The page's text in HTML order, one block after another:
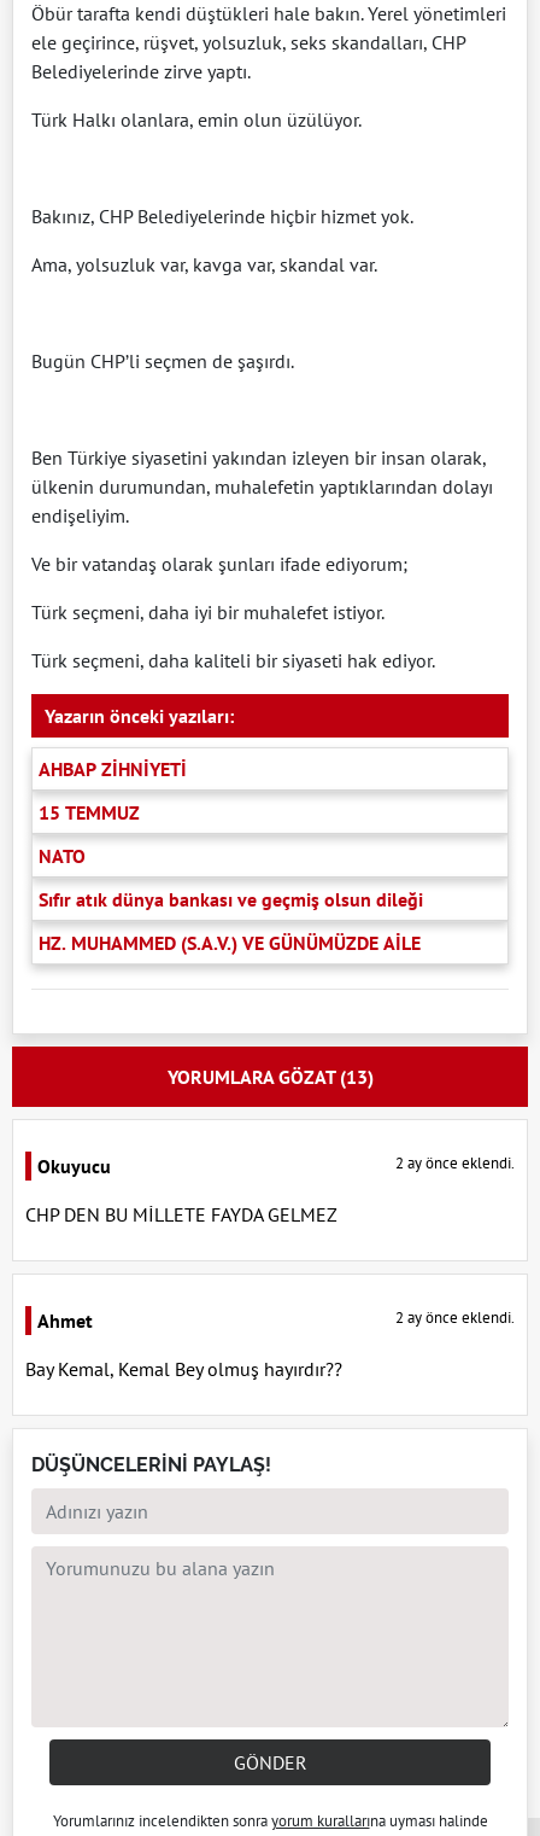
Öbür tarafta kendi düştükleri hale bakın. Yerel yönetimleri
ele geçirince, rüşvet, yolsuzluk, seks skandalları, CHP
Belediyelerinde zirve yaptı.
Türk Halkı olanlara, emin olun üzülüyor.
Bakınız, CHP Belediyelerinde hiçbir hizmet yok.
Ama, yolsuzluk var, kavga var, skandal var.
Bugün CHP’li seçmen de şaşırdı.
Ben Türkiye siyasetini yakından izleyen bir insan olarak,
ülkenin durumundan, muhalefetin yaptıklarından dolayı
endişeliyim.
Ve bir vatandaş olarak şunları ifade ediyorum;
Türk seçmeni, daha iyi bir muhalefet istiyor.
Türk seçmeni, daha kaliteli bir siyaseti hak ediyor.
Yazarın önceki yazıları:
AHBAP ZİHNİYETİ
15 TEMMUZ
NATO
Sıfır atık dünya bankası ve geçmiş olsun dileği
HZ. MUHAMMED (S.A.V.) VE GÜNÜMÜZDE AİLE
YORUMLARA GÖZAT (13)
Okuyucu 2 ay önce eklendi.
CHP DEN BU MİLLETE FAYDA GELMEZ
Ahmet 2 ay önce eklendi.
Bay Kemal, Kemal Bey olmuş hayırdır??
DÜŞÜNCELERİNİ PAYLAŞ!
GÖNDER
Yorumlarınız incelendikten sonrayorum kurallarına uyması halinde